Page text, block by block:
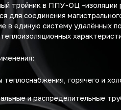
тройник в ППУ-ОЦ -изоляции
для соединения
в единую систему удалённых
теплоснабжения, горячего и
и распределительные